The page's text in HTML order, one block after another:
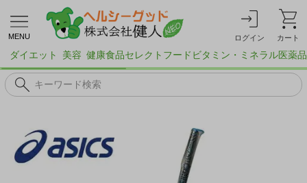
MENU ログイン カート
ダイエット 美容 健康食品セレクトフード ビタミン・ミネラル医薬品